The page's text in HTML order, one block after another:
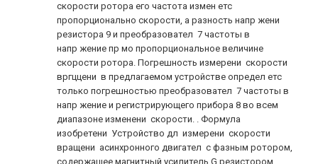
скорости ротора его частота измен етс
пропорционально скорости, а разность напр жени
резистора 9 и преобразовател 7 частоты в
напр жение пр мо пропорциональное величине
скорости ротора. Погрешность измерени скорости
вргццени в предлагаемом устройстве определ етс
только погрешностью преобразовател 7 частоты в
напр жение и регистрирующего прибора 8 во всем
диапазоне изменени скорости. . Формула
изобретени Устройство дл измерени скорости
вращени асинхронного двигател с фазным ротором,
содержащее магнитный усилитель G резистором,